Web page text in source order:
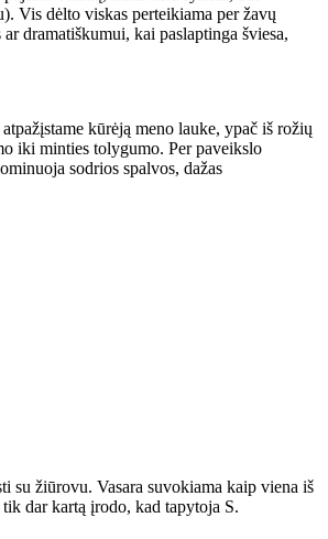
Vis dėlto viskas perteikiama per žavų
dramatiškumui, kai paslaptinga šviesa,
kūrėją meno lauke, ypač iš rožių
iki minties tolygumo. Per paveikslo
sodrios spalvos, dažas
su žiūrovu. Vasara suvokiama kaip viena iš
dar kartą įrodo, kad tapytoja S.